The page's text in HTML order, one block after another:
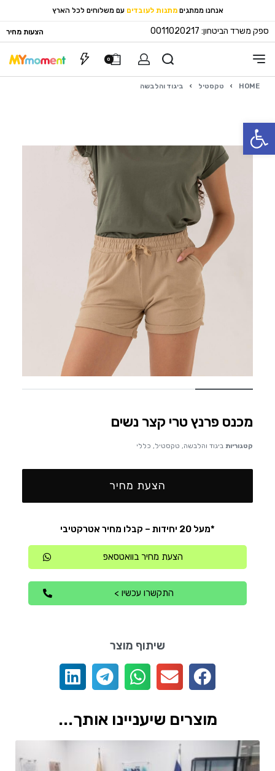
פתח סרגל נגישות
אנחנו ממתגים מתנות לעובדים עם משלוחים לכל הארץ
ספק משרד הביטחון: 0011020217 הצעות מחיר
0
HOME
› טקסטיל › ביגוד והלבשה
מכנס פרנץ טרי קצר נשים
קטגוריות ביגוד והלבשה, טקסטיל, כללי
הצעת מחיר
*מעל 20 יחידות – קבלו מחיר אטרקטיבי
הצעת מחיר בוואטסאפ
התקשרו עכשיו >
שיתוף מוצר
מוצרים שיעניינו אותך...